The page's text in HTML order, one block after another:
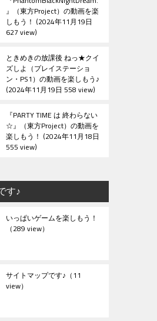
』（東方Project）の動画を楽
しもう！ 2024年11月19日
627 view
ときめきの放課後 ねっ★クイ
ズしよ（プレイステーショ
ン・PS1）の動画を楽しもう♪
2024年11月19日 558 view
『PARTY TIME は 終わらない
☆』（東方Project）の動画を
楽しもう！ 2024年11月18日
555 view
す♪
いっぱいゲームを楽しもう！
（289 view）
サイトマップです♪ （11
view）